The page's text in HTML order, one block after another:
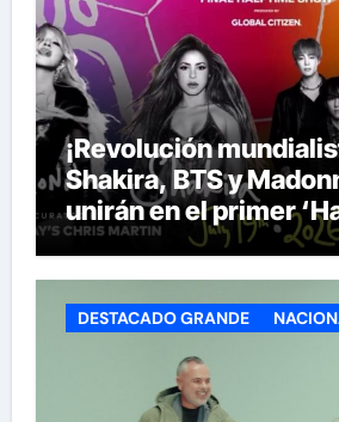
¡Revolución
Shakira, BTS y
unirán en el primer
Show’ de la historia
DESTACADO GRANDE